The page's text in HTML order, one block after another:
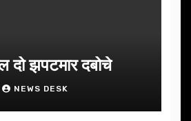
दो झपटमार दबोचे
NEWS DESK